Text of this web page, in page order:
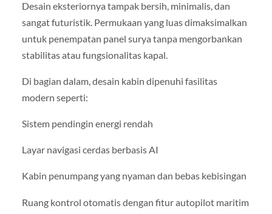
Desain eksteriornya tampak bersih, minimalis, dan
sangat futuristik. Permukaan yang luas dimaksimalkan
untuk penempatan panel surya tanpa mengorbankan
stabilitas atau fungsionalitas kapal.
Di bagian dalam, desain kabin dipenuhi fasilitas
modern seperti:
Sistem pendingin energi rendah
Layar navigasi cerdas berbasis AI
Kabin penumpang yang nyaman dan bebas kebisingan
Ruang kontrol otomatis dengan fitur autopilot maritim